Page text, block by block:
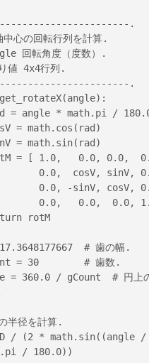
.
心の回転行列を計算.
回転角度（度数）.
値 4x4行列.
.
# 歯の幅.
= 30        # 歯数.
= 360.0 / gCount  # 円上の
半径を計算.
D / (2 * math.sin((angle
/ 180.0))